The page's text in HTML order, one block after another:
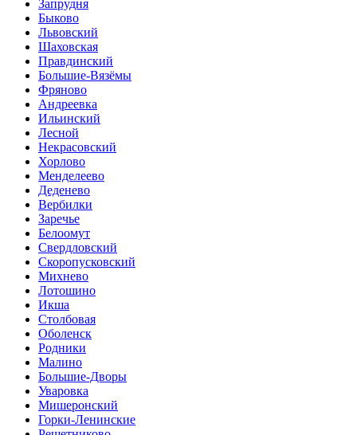
Запрудня
Быково
Львовский
Шаховская
Правдинский
Большие-Вязёмы
Фряново
Андреевка
Ильинский
Лесной
Некрасовский
Хорлово
Менделеево
Деденево
Вербилки
Заречье
Белоомут
Свердловский
Скоропусковский
Михнево
Лотошино
Икша
Столбовая
Оболенск
Родники
Малино
Большие-Дворы
Уваровка
Мишеронский
Горки-Ленинские